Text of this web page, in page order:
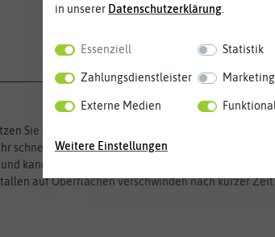
Sie Ameisen, Mücken, Silberfischchen, Asseln
schnell verdampft. Der Sprühstrahl kühlt sich auf -
kann einfach aus dem Haus gebracht werden. So
auf Oberflächen verschwinden nach kurzer
in unserer Daten­schutz­erklärung.
Essenziell Statistik
Zahlungsdienstleister Marketing
Externe Medien
Weitere Einstellungen